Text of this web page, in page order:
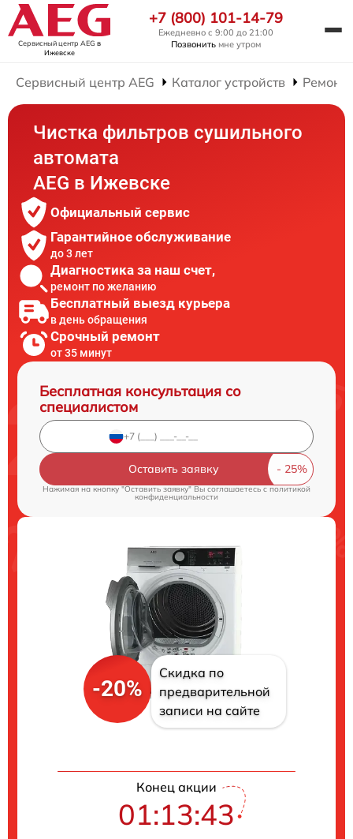
Сервисный центр AEG в
Ижевске
+7 (800) 101-14-79
Ежедневно с 9:00 до 21:00
Позвонить мне утром
Сервисный центр AEG Каталог устройств Ремонт
Чистка фильтров сушильного
автомата
AEG в Ижевске
Официальный сервис
Гарантийное обслуживание
до 3 лет
Диагностика за наш счет,
ремонт по желанию
Бесплатный выезд курьера
в день обращения
Срочный ремонт
от 35 минут
Бесплатная консультация со
специалистом
Оставить заявку
Нажимая на кнопку "Оставить заявку" Вы соглашаетесь cполитикой
конфиденциальности
-20%
Скидка по
предварительной
записи на сайте
Конец акции
01:13:43